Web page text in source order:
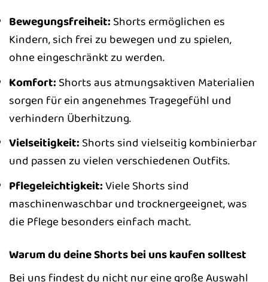
Bewegungsfreiheit: Shorts ermöglichen es
Kindern, sich frei zu bewegen und zu spielen,
ohne eingeschränkt zu werden.
Komfort: Shorts aus atmungsaktiven Materialien
sorgen für ein angenehmes Tragegefühl und
verhindern Überhitzung.
Vielseitigkeit: Shorts sind vielseitig kombinierbar
und passen zu vielen verschiedenen Outfits.
Pflegeleichtigkeit:Viele Shorts sind
maschinenwaschbar und trocknergeeignet, was
die Pflege besonders einfach macht.
Warum du deine Shorts bei uns kaufen solltest
Bei uns findest du nicht nur eine große Auswahl